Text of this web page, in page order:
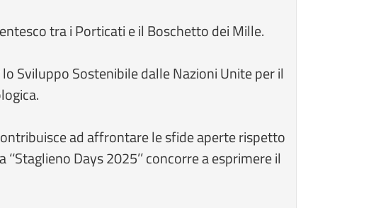
tra i Porticati e il Boschetto dei Mille.
Sviluppo Sostenibile dalle Nazioni Unite per il
ad affrontare le sfide aperte rispetto
Days 2025’’ concorre a esprimere il